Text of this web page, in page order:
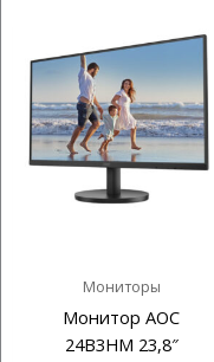
Мониторы
Монитор AOC
24B3HM 23,8″